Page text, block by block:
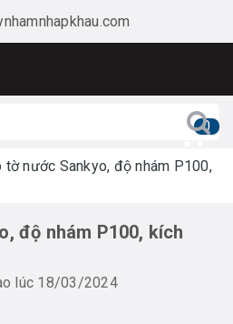
0
tờ nước Sankyo, độ nhám P100,
độ nhám P100, kích
lúc 18/03/2024